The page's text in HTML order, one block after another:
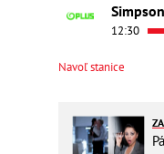
12:30
Navoľ stanice